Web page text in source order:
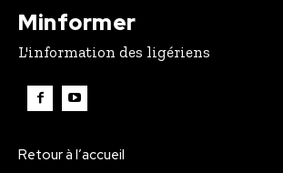
Minformer
L'information des ligériens
Retour à l’accueil